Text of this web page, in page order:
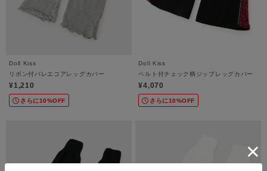
Doll Kiss
リボン付バレエコアレッグカバー
¥1,210
さらに10%OFF
Doll Kiss
ベルト付チェック柄ジップレッグカバー
¥4,070
さらに10%OFF